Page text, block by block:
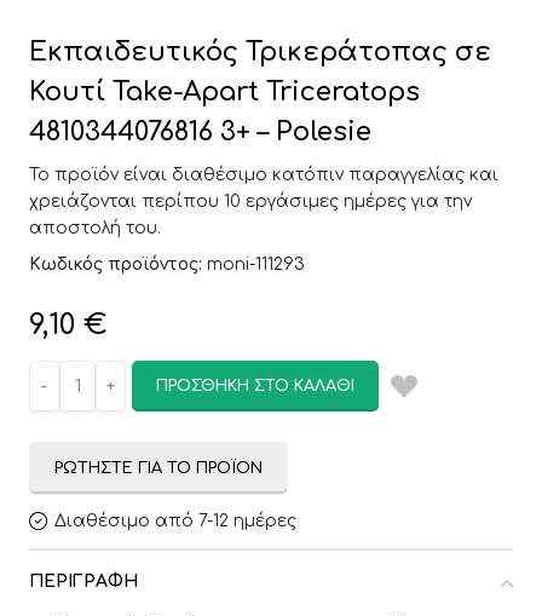
Εκπαιδευτικός Τρικεράτοπας σε
Κουτί Take-Apart Triceratops
4810344076816 3+ – Polesie
Το προϊόν είναι διαθέσιμο κατόπιν παραγγελίας και
χρειάζονται περίπου 10 εργάσιμες ημέρες για την
αποστολή του.
Κωδικός προϊόντος: moni-111293
9,10 €
ΠΡΟΣΘΉΚΗ ΣΤΟ ΚΑΛΆΘΙ
ΡΩΤΉΣΤΕ ΓΙΑ ΤΟ ΠΡΟΪΌΝ
Διαθέσιμο από 7-12 ημέρες
ΠΕΡΙΓΡΑΦΉ